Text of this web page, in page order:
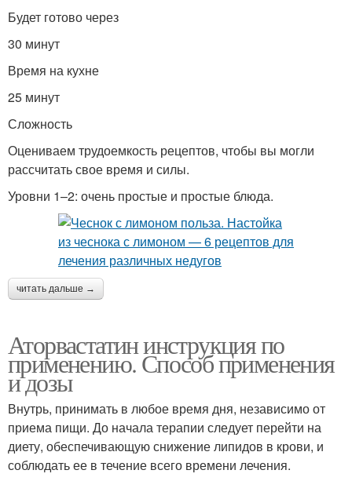
Будет готово через
30 минут
Время на кухне
25 минут
Сложность
Оцениваем трудоемкость рецептов, чтобы вы могли
рассчитать свое время и силы.
Уровни 1–2: очень простые и простые блюда.
читать дальше →
Аторвастатин инструкция по
применению. Способ применения
и дозы
Внутрь, принимать в любое время дня, независимо от
приема пищи. До начала терапии следует перейти на
диету, обеспечивающую снижение липидов в крови, и
соблюдать ее в течение всего времени лечения.